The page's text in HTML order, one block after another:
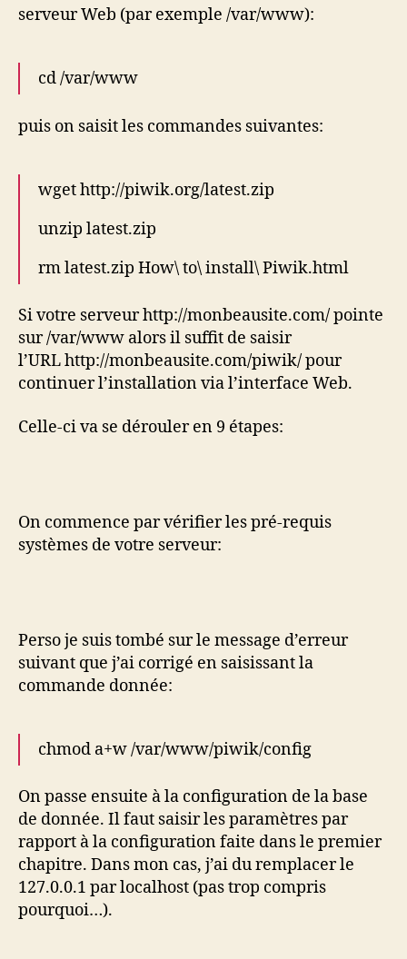
serveur Web (par exemple /var/www):
cd /var/www
puis on saisit les commandes suivantes:
wget http://piwik.org/latest.zip
unzip latest.zip
rm latest.zip How\ to\ install\ Piwik.html
Si votre serveur http://monbeausite.com/ pointe
sur /var/www alors il suffit de saisir
l’URL http://monbeausite.com/piwik/ pour
continuer l’installation via l’interface Web.
Celle-ci va se dérouler en 9 étapes:
On commence par vérifier les pré-requis
systèmes de votre serveur:
Perso je suis tombé sur le message d’erreur
suivant que j’ai corrigé en saisissant la
commande donnée:
chmod a+w /var/www/piwik/config
On passe ensuite à la configuration de la base
de donnée. Il faut saisir les paramètres par
rapport à la configuration faite dans le premier
chapitre. Dans mon cas, j’ai du remplacer le
127.0.0.1 par localhost (pas trop compris
pourquoi…).